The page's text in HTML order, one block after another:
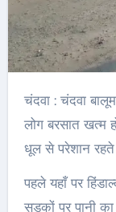
चंदवा : चंदवा बालूमाथ मुख्य मार्ग पोस्ट ऑफिस गैरेज लाइन के पास
लोग बरसात खत्म
धूल से परेशान
पहले यहाँ पर
सड़कों पर पानी